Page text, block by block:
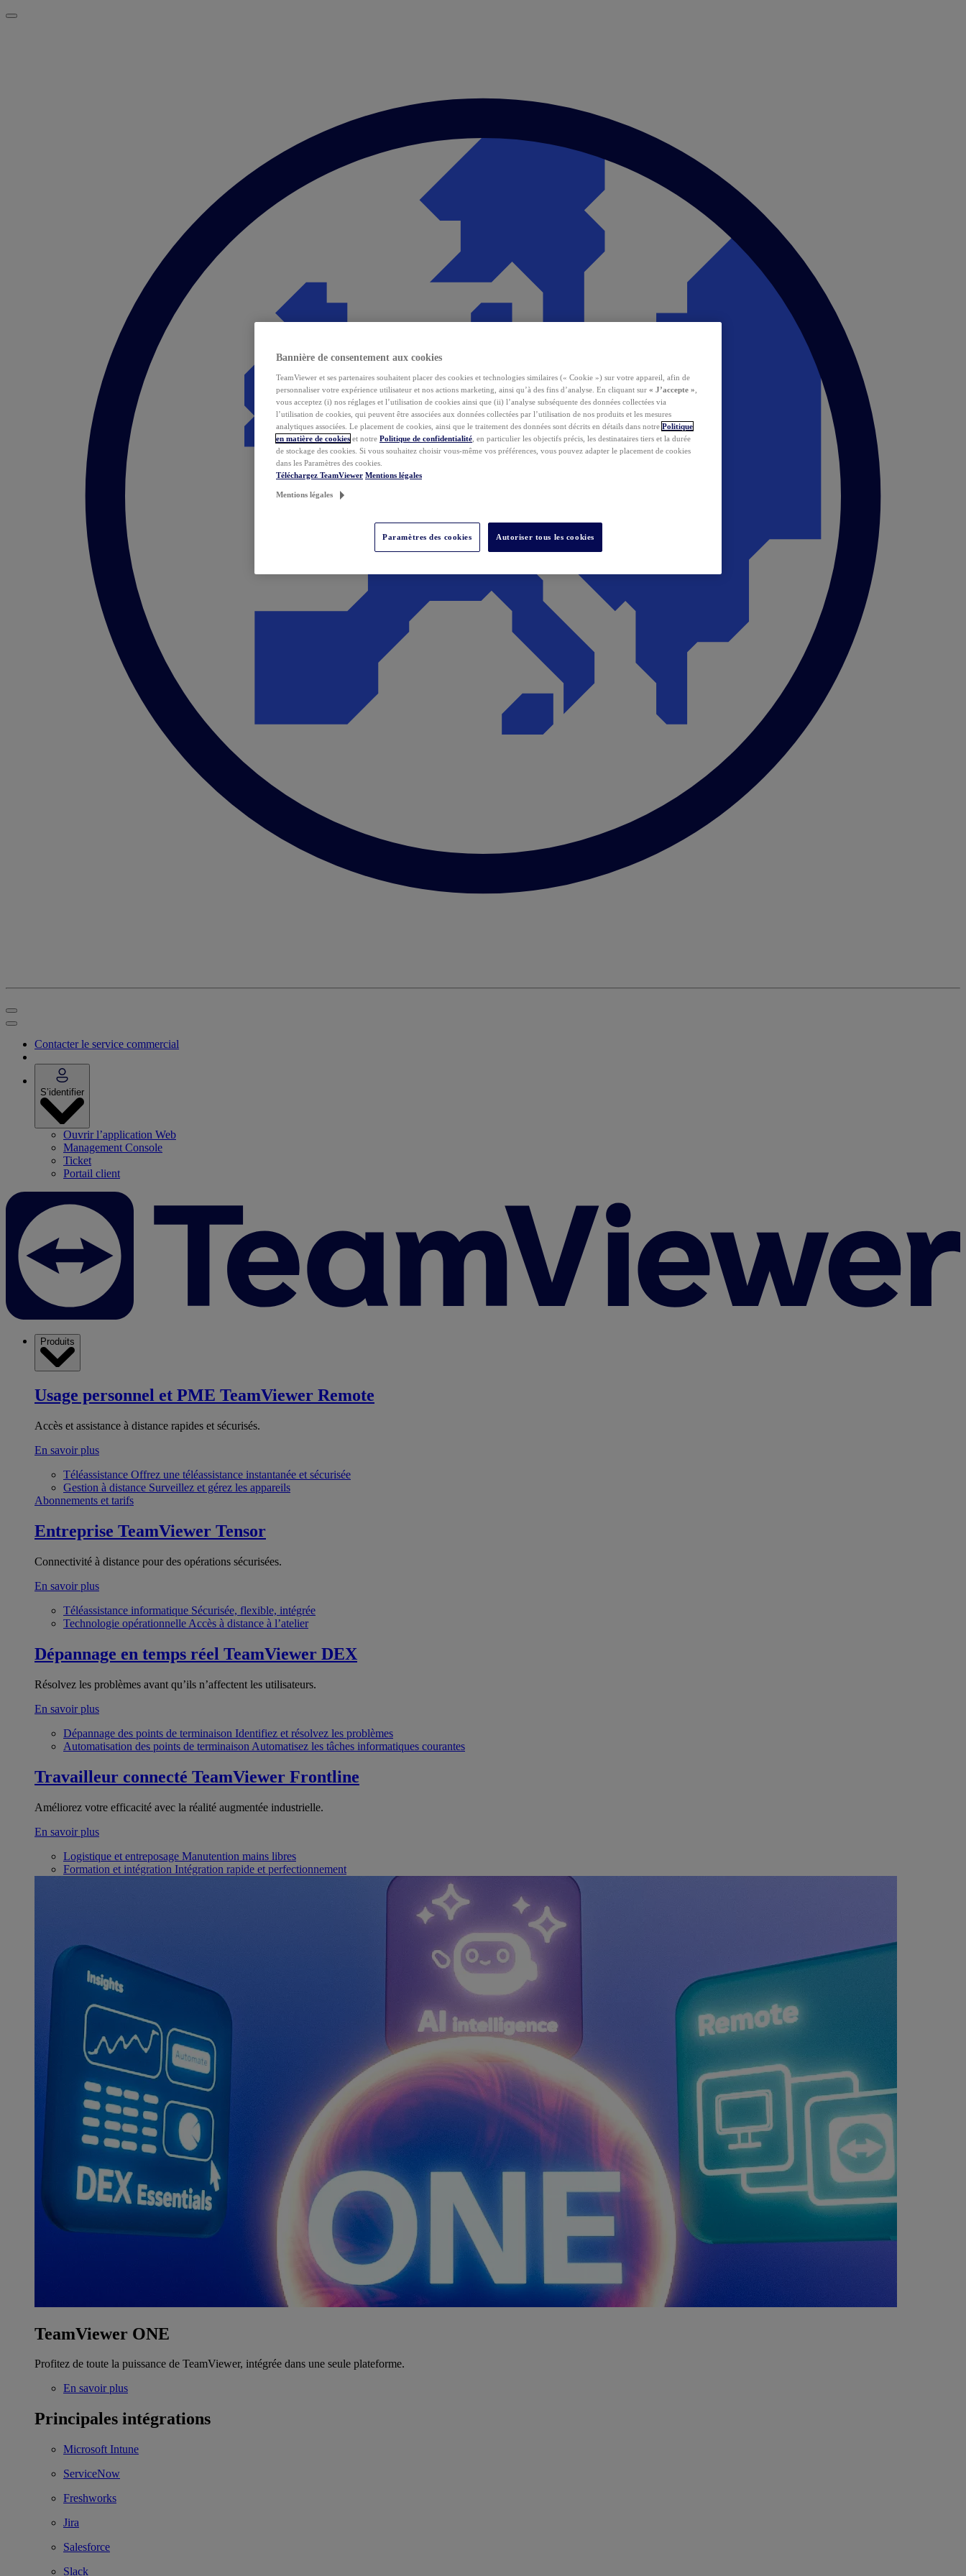
Contacter le service commercial
S’identifier
Ouvrir l’application Web
Management Console
Ticket
Portail client
Produits
Usage personnel et PME TeamViewer Remote
Accès et assistance à distance rapides et sécurisés.
En savoir plus
Téléassistance Offrez une téléassistance instantanée et sécurisée
Gestion à distance Surveillez et gérez les appareils
Abonnements et tarifs
Entreprise TeamViewer Tensor
Connectivité à distance pour des opérations sécurisées.
En savoir plus
Téléassistance informatique Sécurisée, flexible, intégrée
Technologie opérationnelle Accès à distance à l’atelier
Dépannage en temps réel TeamViewer DEX
Résolvez les problèmes avant qu’ils n’affectent les utilisateurs.
En savoir plus
Dépannage des points de terminaison Identifiez et résolvez les problèmes
Automatisation des points de terminaison Automatisez les tâches informatiques courantes
Travailleur connecté TeamViewer Frontline
Améliorez votre efficacité avec la réalité augmentée industrielle.
En savoir plus
Logistique et entreposage Manutention mains libres
Formation et intégration Intégration rapide et perfectionnement
TeamViewer ONE
Profitez de toute la puissance de TeamViewer, intégrée dans une seule plateforme.
En savoir plus
Principales intégrations
Microsoft Intune
ServiceNow
Freshworks
Jira
Salesforce
Slack
Bannière de consentement aux cookies
TeamViewer et ses partenaires souhaitent placer des cookies et technologies similaires (« Cookie ») sur votre appareil, afin de
personnaliser votre expérience utilisateur et nos actions marketing, ainsi qu’à des fins d’analyse. En cliquant sur « J’accepte »
vous acceptez (i) nos réglages et l’utilisation de cookies ainsi que (ii) l’analyse subséquente des données collectées via
l’utilisation de cookies, qui peuvent être associées aux données collectées par l’utilisation de nos produits et les mesures
analytiques associées. Le placement de cookies, ainsi que le traitement des données sont décrits en détails dans notre Politique
en matière de cookies et notre Politique de confidentialité , en particulier les objectifs précis, les destinataires tiers et la durée
de stockage des cookies. Si vous souhaitez choisir vous-même vos préférences, vous pouvez adapter le placement de cookies
dans les Paramètres des cookies.
Téléchargez TeamViewer Mentions légales
Mentions légales
Paramètres des cookies Autoriser tous les cookies